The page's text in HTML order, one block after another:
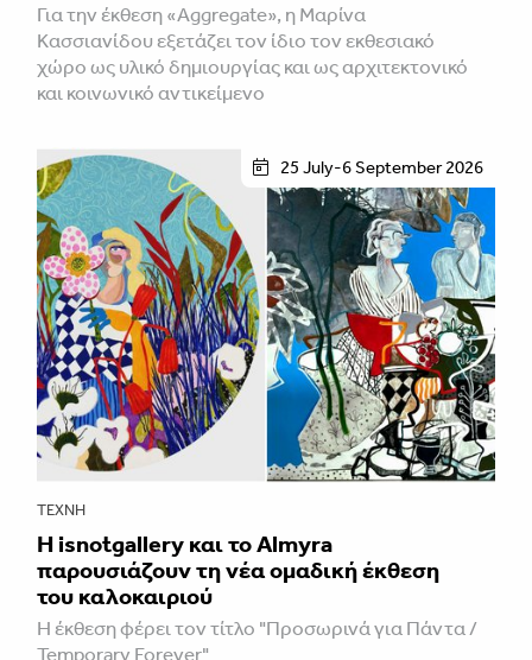
Για την έκθεση «Aggregate», η Μαρίνα
Κασσιανίδου εξετάζει τον ίδιο τον εκθεσιακό
χώρο ως υλικό δημιουργίας και ως αρχιτεκτονικό
και κοινωνικό αντικείμενο
25 July-6 September 2026
ΤΈΧΝΗ
Η isnotgallery και το Almyra
παρουσιάζουν τη νέα ομαδική έκθεση
του καλοκαιριού
Η έκθεση φέρει τον τίτλο "Προσωρινά για Πάντα /
Temporary Forever"